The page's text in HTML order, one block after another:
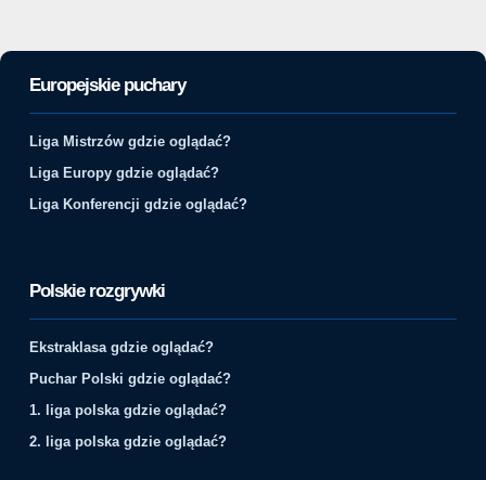
Europejskie puchary
Liga Mistrzów gdzie oglądać?
Liga Europy gdzie oglądać?
Liga Konferencji gdzie oglądać?
Polskie rozgrywki
Ekstraklasa gdzie oglądać?
Puchar Polski gdzie oglądać?
1. liga polska gdzie oglądać?
2. liga polska gdzie oglądać?